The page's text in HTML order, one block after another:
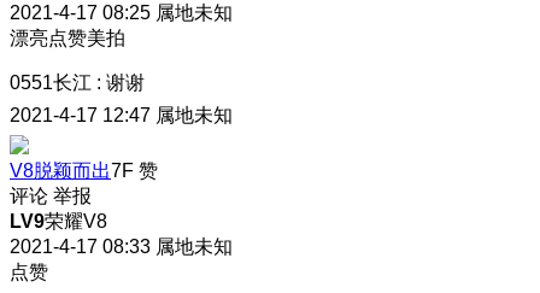
2021-4-17 08:25 属地未知
漂亮点赞美拍
0551长江 : 谢谢
2021-4-17 12:47 属地未知
V8脱颖而出7F 赞
评论 举报
LV9荣耀V8
2021-4-17 08:33 属地未知
点赞